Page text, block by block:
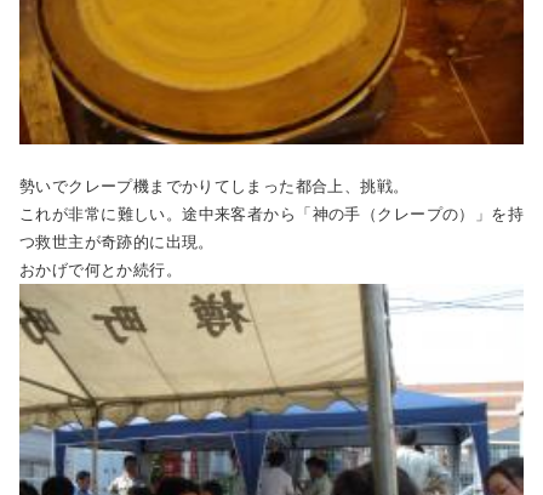
勢いでクレープ機までかりてしまった都合上、挑戦。
これが非常に難しい。途中来客者から「神の手（クレープの）」を持
つ救世主が奇跡的に出現。
おかげで何とか続行。